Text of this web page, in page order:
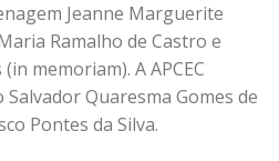
Jeanne Marguerite
Ramalho de Castro e
memoriam). A APCEC
Quaresma Gomes de
Pontes da Silva.